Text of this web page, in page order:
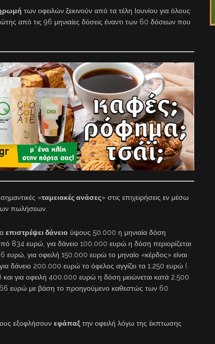
των οφειλών ξεκινούν από τα τέλη Ιουνίου για όλους
από τις 96 μηνιαίες δόσεις έναντι των 60 δόσεων που
«ταμειακές ανάσες» στις επιχειρήσεις εν μέσω
πωλήσεων.
επιστρέψει δάνειο ύψους 50.000 η μηνιαία δόση
834 ευρώ, για δάνειο 100.000 ευρώ η δόση περιορίζεται
για οφειλή 150.000 ευρώ το μηναίο «κέρδος» είναι
δάνειο 200.000 ευρώ το όφελος αγγίζει τα 1.250 ευρώ (
για οφειλή 400.000 ευρώ η δόση μειώνεται κατά 2.500
ευρώ με βάση το προηγούμενο καθεστώς των 60
εξοφλήσουν εφάπαξ την οφειλή λόγω της έκπτωσης